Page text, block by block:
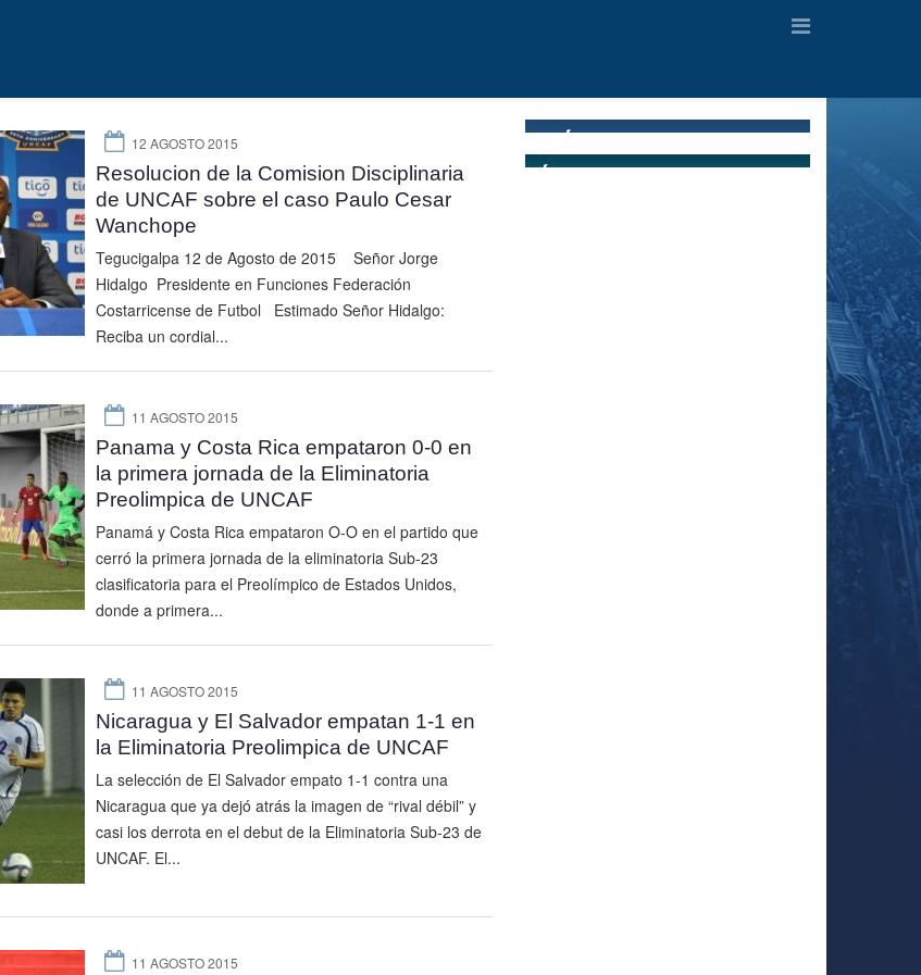
12 AGOSTO 2015
Resolucion de la Comision Disciplinaria
de UNCAF sobre el caso Paulo Cesar
Wanchope
Tegucigalpa 12 de Agosto de 2015 Señor Jorge
Hidalgo Presidente en Funciones Federación
Costarricense de Futbol Estimado Señor Hidalgo:
Reciba un cordial...
11 AGOSTO 2015
Panama y Costa Rica empataron 0-0 en
la primera jornada de la Eliminatoria
Preolimpica de UNCAF
Panamá y Costa Rica empataron O-O en el partido que
cerró la primera jornada de la eliminatoria Sub-23
clasificatoria para el Preolímpico de Estados Unidos,
donde a primera...
11 AGOSTO 2015
Nicaragua y El Salvador empatan 1-1 en
la Eliminatoria Preolimpica de UNCAF
La selección de El Salvador empato 1-1 contra una
Nicaragua que ya dejó atrás la imagen de “rival débil” y
casi los derrota en el debut de la Eliminatoria Sub-23 de
UNCAF. El...
11 AGOSTO 2015